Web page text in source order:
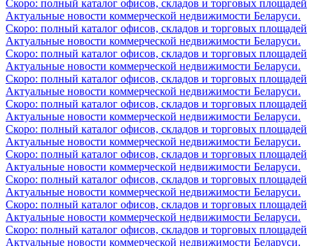
Скоро: полный каталог офисов, складов и торговых площадей
Актуальные новости коммерческой недвижимости Беларуси.
Скоро: полный каталог офисов, складов и торговых площадей
Актуальные новости коммерческой недвижимости Беларуси.
Скоро: полный каталог офисов, складов и торговых площадей
Актуальные новости коммерческой недвижимости Беларуси.
Скоро: полный каталог офисов, складов и торговых площадей
Актуальные новости коммерческой недвижимости Беларуси.
Скоро: полный каталог офисов, складов и торговых площадей
Актуальные новости коммерческой недвижимости Беларуси.
Скоро: полный каталог офисов, складов и торговых площадей
Актуальные новости коммерческой недвижимости Беларуси.
Скоро: полный каталог офисов, складов и торговых площадей
Актуальные новости коммерческой недвижимости Беларуси.
Скоро: полный каталог офисов, складов и торговых площадей
Актуальные новости коммерческой недвижимости Беларуси.
Скоро: полный каталог офисов, складов и торговых площадей
Актуальные новости коммерческой недвижимости Беларуси.
Скоро: полный каталог офисов, складов и торговых площадей
Актуальные новости коммерческой недвижимости Беларуси.